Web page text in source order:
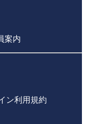
案内
ン利用規約